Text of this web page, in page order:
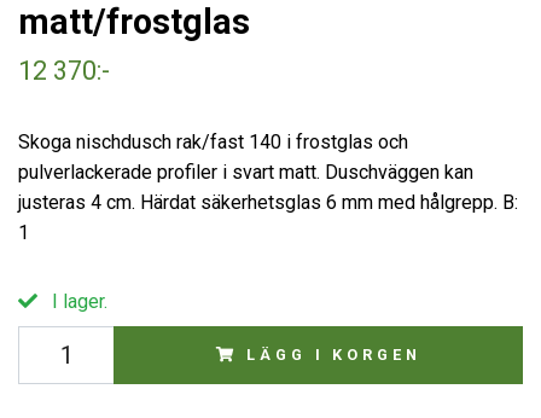
matt/frostglas
12 370:-
Skoga nischdusch rak/fast 140 i frostglas och
pulverlackerade profiler i svart matt. Duschväggen kan
justeras 4 cm. Härdat säkerhetsglas 6 mm med hålgrepp. B:
1
I lager.
LÄGG I KORGEN